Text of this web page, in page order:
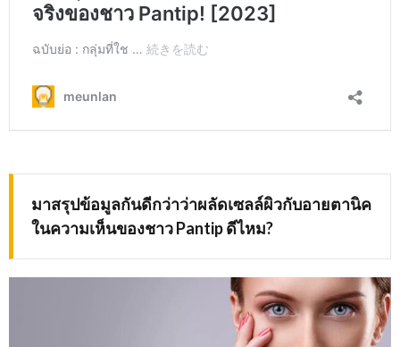
มาสรุปข้อมูลกันดีกว่าว่าผลัดเซลล์ผิวกับอายตานิค
ในความเห็นของชาวPantip ดีไหม?